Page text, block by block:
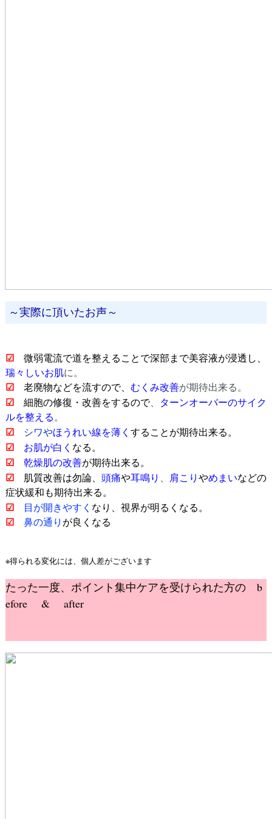
～実際に頂いたお声～
☑ 微弱電流で道を整えることで深部まで美容液が浸透し、
瑞々しいお肌に。
☑ 老廃物などを流すので、 むくみ改善が期待出来る。
☑ 細胞の修復・改善をするので、
ターンオーバーのサイク
ルを整える 。
☑ シワやほうれい線を薄く することが期待出来る。
☑ お肌が白く なる。
☑ 乾燥肌の改善が期待出来る。
☑ 肌質改善は勿論、 頭痛や耳鳴り 肩こり やめまいなどの
症状緩和も期待出来る。
☑ 目が開きやすく なり、視界が明るく なる。
☑ 鼻の通り が良くなる
※得られる変化には、個人差がございます
たった一度、ポイント集中ケアを受けられた方の b
efore & after